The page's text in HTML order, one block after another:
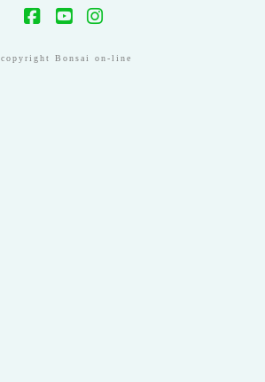
copyright Bonsai on-line